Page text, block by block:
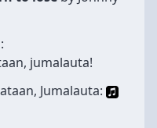
jumalauta!
Jumalauta: